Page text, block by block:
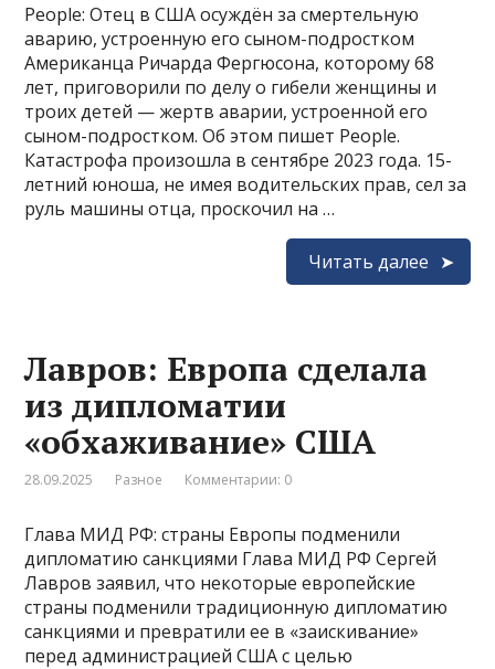
People: Отец в США осуждён за смертельную
аварию, устроенную его сыном-подростком
Американца Ричарда Фергюсона, которому 68
лет, приговорили по делу о гибели женщины и
троих детей — жертв аварии, устроенной его
сыном-подростком. Об этом пишет People.
Катастрофа произошла в сентябре 2023 года. 15-
летний юноша, не имея водительских прав, сел за
руль машины отца, проскочил на …
Читать далее
Лавров: Европа сделала
из дипломатии
«обхаживание» США
28.09.2025 Разное Комментарии: 0
Глава МИД РФ: страны Европы подменили
дипломатию санкциями Глава МИД РФ Сергей
Лавров заявил, что некоторые европейские
страны подменили традиционную дипломатию
санкциями и превратили ее в «заискивание»
перед администрацией США с целью